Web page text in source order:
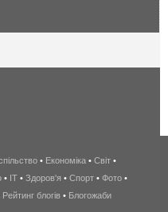
беспроводной
интернет
киев
• Економіка • Світ •
• IT • Здоров'я • Спорт • Фото •
Рейтинг блогів • Блогожаби